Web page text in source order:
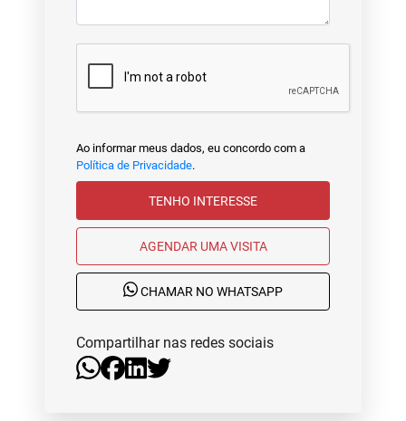
Ao informar meus dados, eu concordo com a
Política de Privacidade.
TENHO INTERESSE
AGENDAR UMA VISITA
CHAMAR NO WHATSAPP
Compartilhar nas redes sociais